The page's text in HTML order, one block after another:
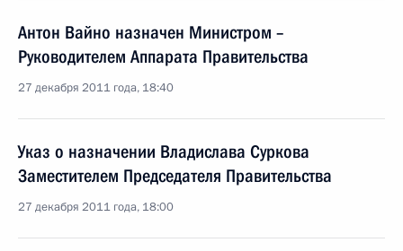
Антон Вайно назначен Министром –
Руководителем Аппарата Правительства
27 декабря 2011 года, 18:40
Указ о назначении Владислава Суркова
Заместителем Председателя Правительства
27 декабря 2011 года, 18:00